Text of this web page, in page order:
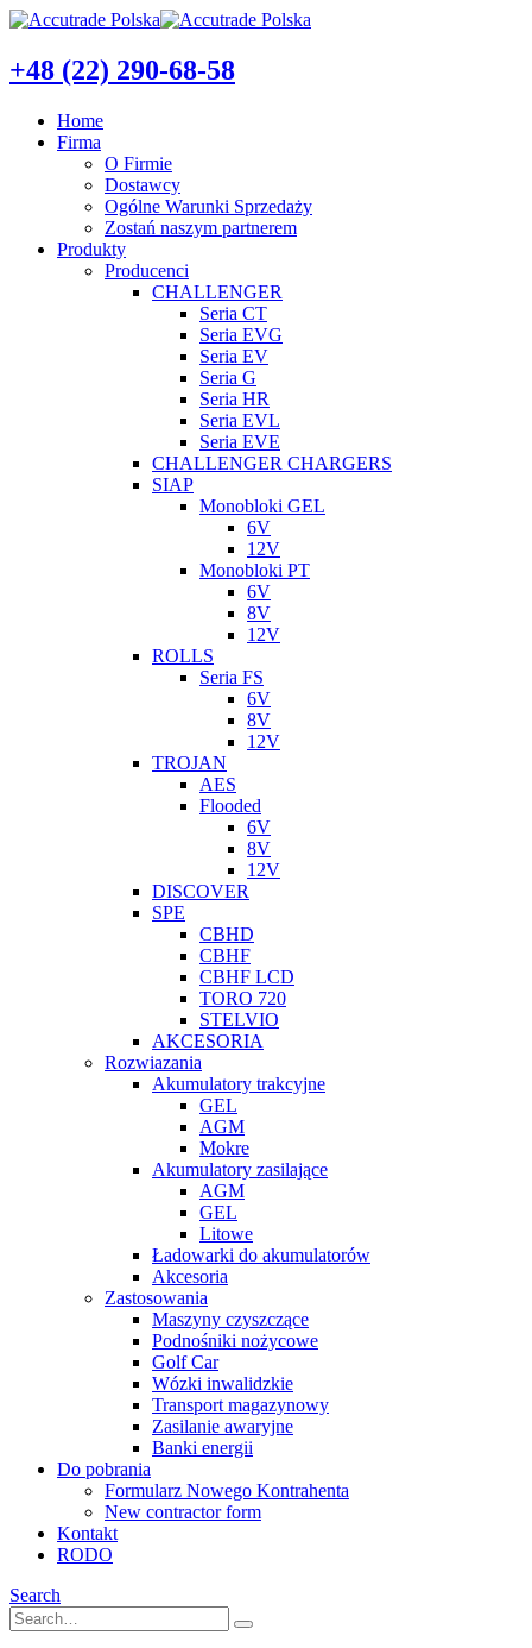
+48 (22) 290-68-58
Home
Firma
O Firmie
Dostawcy
Ogólne Warunki Sprzedaży
Zostań naszym partnerem
Produkty
Producenci
CHALLENGER
Seria CT
Seria EVG
Seria EV
Seria G
Seria HR
Seria EVL
Seria EVE
CHALLENGER CHARGERS
SIAP
Monobloki GEL
6V
12V
Monobloki PT
6V
8V
12V
ROLLS
Seria FS
6V
8V
12V
TROJAN
AES
Flooded
6V
8V
12V
DISCOVER
SPE
CBHD
CBHF
CBHF LCD
TORO 720
STELVIO
AKCESORIA
Rozwiazania
Akumulatory trakcyjne
GEL
AGM
Mokre
Akumulatory zasilające
AGM
GEL
Litowe
Ładowarki do akumulatorów
Akcesoria
Zastosowania
Maszyny czyszczące
Podnośniki nożycowe
Golf Car
Wózki inwalidzkie
Transport magazynowy
Zasilanie awaryjne
Banki energii
Do pobrania
Formularz Nowego Kontrahenta
New contractor form
Kontakt
RODO
Search